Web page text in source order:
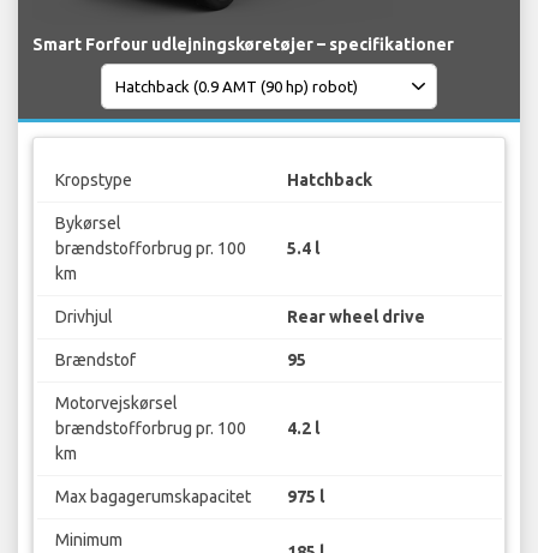
Smart Forfour udlejningskøretøjer – specifikationer
Kropstype Hatchback
Bykørsel
brændstofforbrug pr. 100
km
5.4 l
Drivhjul Rear wheel drive
Brændstof 95
Motorvejskørsel
brændstofforbrug pr. 100
km
4.2 l
Max bagagerumskapacitet 975 l
Minimum